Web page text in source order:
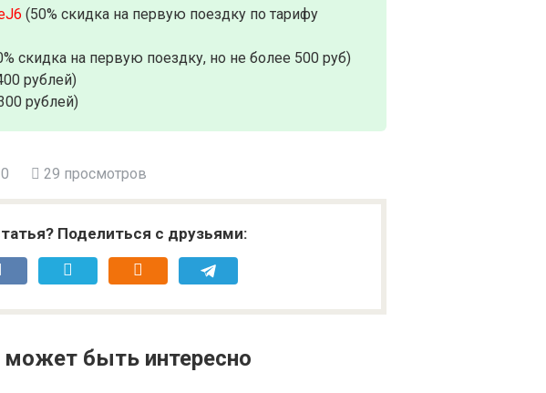
(50% скидка на первую поездку по тарифу
скидка на первую поездку, но не более 500 руб)
рублей)
рублей)
0 29 просмотров
Поделиться с друзьями:
быть интересно